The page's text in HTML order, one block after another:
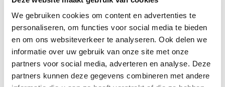
We gebruiken cookies om content en advertenties te
personaliseren, om functies voor social media te bieden
en om ons websiteverkeer te analyseren. Ook delen we
informatie over uw gebruik van onze site met onze
partners voor social media, adverteren en analyse. Deze
partners kunnen deze gegevens combineren met andere